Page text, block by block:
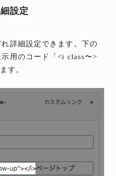
設定
詳細設定できます。下の
用のコード「<i class〜>
す。